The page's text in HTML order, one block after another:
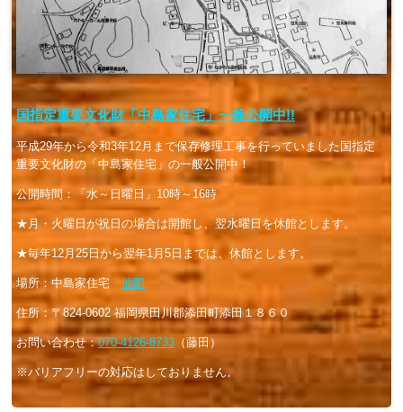
国指定重要文化財「中島家住宅」一般公開中!!
平成29年から令和3年12月まで保存修理工事を行っていました国指定
重要文化財の「中島家住宅」の一般公開中！
公開時間：「水～日曜日」10時～16時
★月・火曜日が祝日の場合は開館し、翌水曜日を休館とします。
★毎年12月25日から翌年1月5日までは、休館とします。
場所：中島家住宅地図
住所：〒824-0602 福岡県田川郡添田町添田１８６０
お問い合わせ：070-4126-8733 （藤田）
※バリアフリーの対応はしておりません。